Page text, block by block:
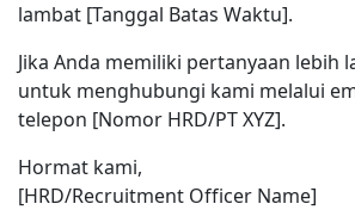
lambat [Tanggal Batas Waktu].
Jika Anda memiliki pertanyaan lebih
untuk menghubungi kami melalui
telepon [Nomor HRD/PT XYZ].
Hormat kami,
[HRD/Recruitment Officer Name]